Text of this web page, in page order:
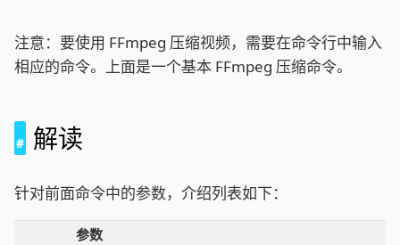
注意：要使用 FFmpeg 压缩视频，需要在命令行中输入
相应的命令。上面是一个基本 FFmpeg 压缩命令。
解读
针对前面命令中的参数，介绍列表如下：
参数